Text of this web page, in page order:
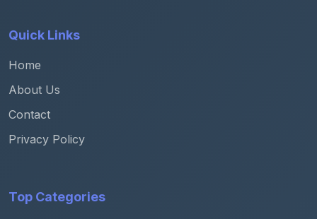
Quick Links
Home
About Us
Contact
Privacy Policy
Top Categories